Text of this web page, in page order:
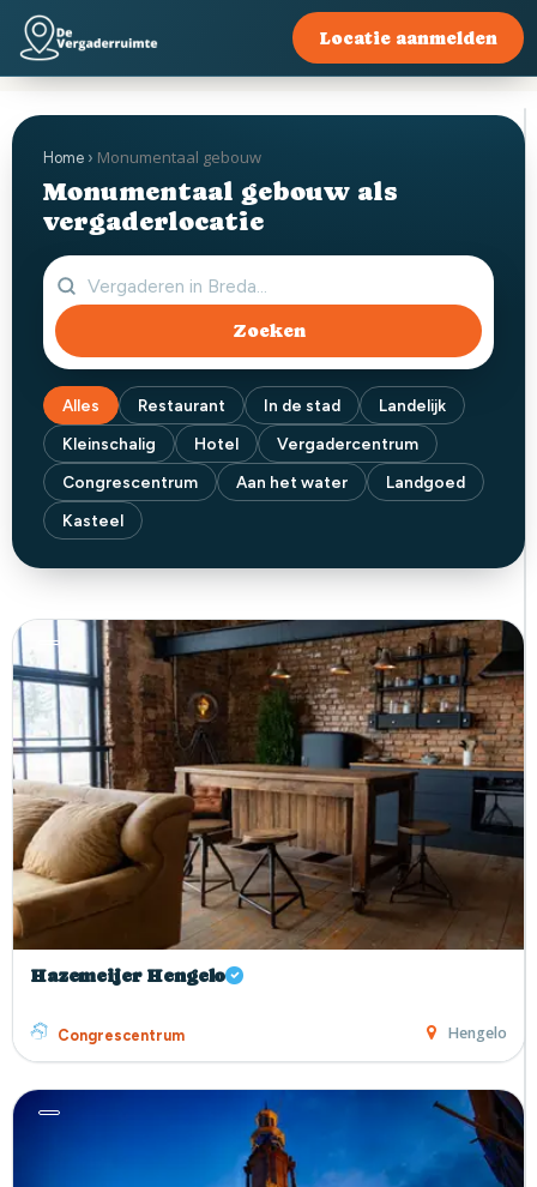
Locatie aanmelden
Home › Monumentaal gebouw
Monumentaal gebouw als
vergaderlocatie
Zoeken
Alles Restaurant In de stad
Landelijk
Kleinschalig
Hotel
Vergadercentrum
Congrescentrum
Aan het water
Landgoed
Kasteel
Hazemeijer Hengelo
Congrescentrum Hengelo